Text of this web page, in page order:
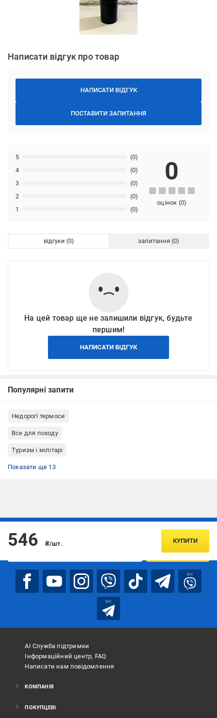
Написати відгук про товар
НАПИСАТИ ВІДГУК
ПОСТАВИТИ ЗАПИТАННЯ
1 (0)
2 (0)
3 (0)
4 (0)
5 (0)
0
оцінок (0)
відгуки запитання
На цей товар ще не залишили відгук, будьте
першим!
НАПИСАТИ ВІДГУК
Популярні запити
Недорогі термоси
Все для походу
Туризм і мілітарі
Показати ще 13
546 ₴/шт. КУПИТИ
Підписуйтесь, щоб дізнаватись першим про акції та пропозиції
ПІДПИСАТИСЯ
bot
bot
АІ Служба підтримки
Інформаційний центр, FAQ
Написати нам повідомлення
КОМПАНІЯ
ПОКУПЦЕВІ